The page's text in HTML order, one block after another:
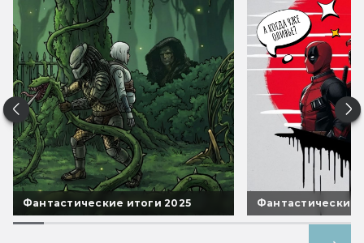
Фантастические итоги 2025 Фантастические